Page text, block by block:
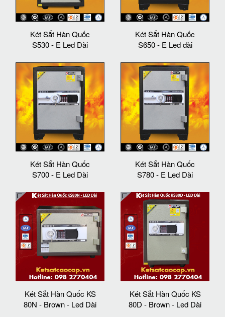
Két Sắt Hàn Quốc
S530 - E Led Dài
Két Sắt Hàn Quốc
S650 - E Led dài
Két Sắt Hàn Quốc
S700 - E Led Dài
Két Sắt Hàn Quốc
S780 - E Led Dài
Két Sắt Hàn Quốc KS
80N - Brown - Led Dài
Két Sắt Hàn Quốc KS
80D - Brown - Led Dài